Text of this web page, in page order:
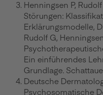
Henningsen P,
Störungen:
Erklärungsmodelle,
Rudolf G,
Ein einführendes
Grundlage.
Deutsche
Psychosomatische